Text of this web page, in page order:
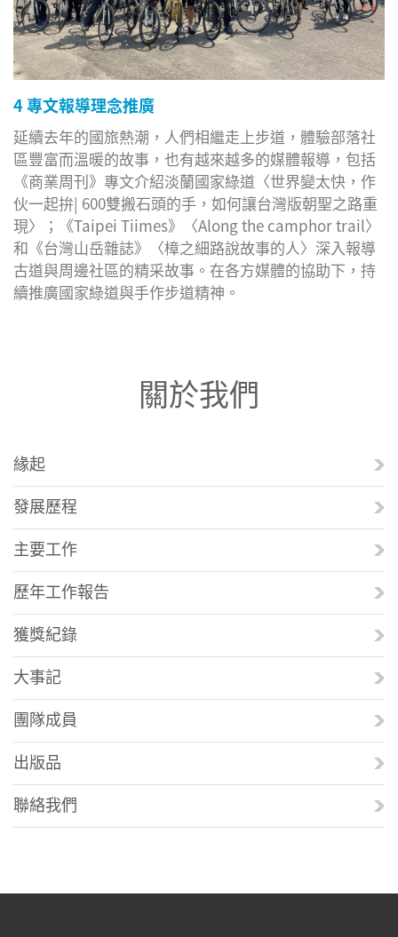
4 專文報導理念推廣
延續去年的國旅熱潮，人們相繼走上步道，體驗部落社
區豐富而溫暖的故事，也有越來越多的媒體報導，包括
《商業周刊》專文介紹淡蘭國家綠道〈世界變太快，作
伙一起拚| 600雙搬石頭的手，如何讓台灣版朝聖之路重
現〉；《Taipei Tiimes》〈Along the camphor trail〉
和《台灣山岳雜誌》〈樟之細路說故事的人〉深入報導
古道與周邊社區的精采故事。在各方媒體的協助下，持
續推廣國家綠道與手作步道精神。
關於我們
緣起
發展歷程
主要工作
歷年工作報告
獲獎紀錄
大事記
團隊成員
出版品
聯絡我們